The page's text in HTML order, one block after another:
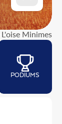
Minimes
PODIUMS